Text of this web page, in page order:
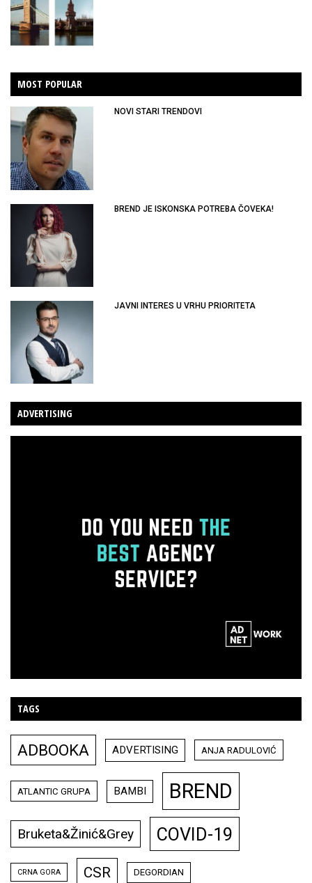
MOST POPULAR
NOVI STARI TRENDOVI
BREND JE ISKONSKA POTREBA ČOVEKA!
JAVNI INTERES U VRHU PRIORITETA
ADVERTISING
TAGS
ADBOOKA ADVERTISING ANJA RADULOVIĆ
ATLANTIC GRUPA BAMBI BREND
Bruketa&Žinić&Grey COVID-19
CRNA GORA CSR DEGORDIAN